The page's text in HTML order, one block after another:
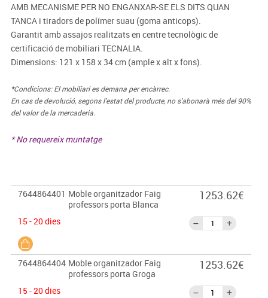
AMB MECANISME PER NO ENGANXAR-SE ELS DITS QUAN
TANCA i tiradors de polímer suau (goma anticops).
Garantit amb assajos realitzats en centre tecnològic de
certificació de mobiliari TECNALIA.
Dimensions: 121 x 158 x 34 cm (ample x alt x fons).
*Condicions: El mobiliari es demana per encàrrec.
En cas de devolució, segons l'estat del producte, no s'abonarà més del 90%
del valor de la mercaderia.
* No requereix muntatge
7644864401 Moble organitzador Faig
professors porta Blanca
15 - 20 dies
1253.62€
7644864404 Moble organitzador Faig
professors porta Groga
15 - 20 dies
1253.62€